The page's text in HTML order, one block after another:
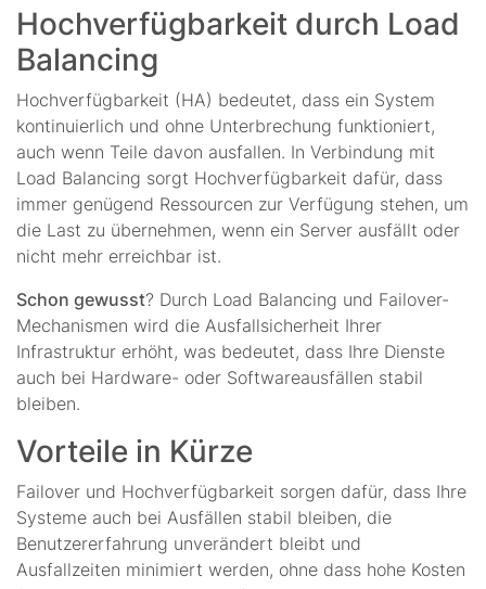
Hochverfügbarkeit durch Load
Balancing
Hochverfügbarkeit (HA) bedeutet, dass ein System
kontinuierlich und ohne Unterbrechung funktioniert,
auch wenn Teile davon ausfallen. In Verbindung mit
Load Balancing sorgt Hochverfügbarkeit dafür, dass
immer genügend Ressourcen zur Verfügung stehen, um
die Last zu übernehmen, wenn ein Server ausfällt oder
nicht mehr erreichbar ist.
Schon gewusst? Durch Load Balancing und Failover-
Mechanismen wird die Ausfallsicherheit Ihrer
Infrastruktur erhöht, was bedeutet, dass Ihre Dienste
auch bei Hardware- oder Softwareausfällen stabil
bleiben.
Vorteile in Kürze
Failover und Hochverfügbarkeit sorgen dafür, dass Ihre
Systeme auch bei Ausfällen stabil bleiben, die
Benutzererfahrung unverändert bleibt und
Ausfallzeiten minimiert werden, ohne dass hohe Kosten